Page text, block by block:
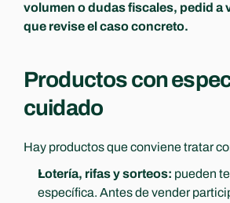
volumen o dudas fiscales, pedid a
que revise el caso concreto.
Productos con
cuidado
Hay productos que conviene tratar
Lotería, rifas y sorteos: pueden
específica. Antes de vender